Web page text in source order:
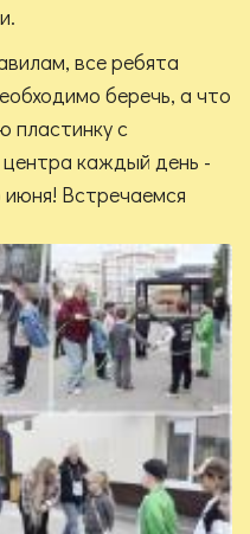
все ребята
беречь, а что
пластинку с
каждый день -
Встречаемся